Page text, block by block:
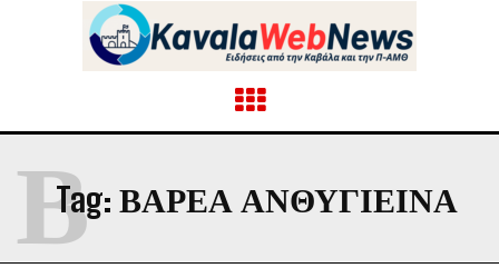
Tag: ΒΑΡΕΑ ΑΝΘΥΓΙΕΙΝΑ
Β